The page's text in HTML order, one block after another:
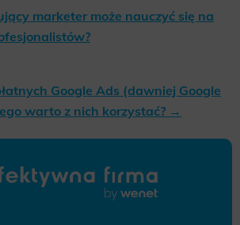
marketer może nauczyć się na
Google Ads (dawniej Google
warto z nich korzystać? →